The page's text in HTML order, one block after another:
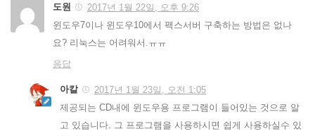
도원
2017년 1월 22일, 오후 9:26
윈도우7이나 윈도우10에서 팩스서버 구축하는 방법은 없나
요? 리눅스는 어려워서.ㅠㅠ
응답
아칼
2017년 1월 23일, 오전 1:05
제공되는 CD내에 윈도우용 프로그램이 들어있는 것으로 알
고 있습니다. 그 프로그램을 사용하시면 쉽게 사용하실수 있